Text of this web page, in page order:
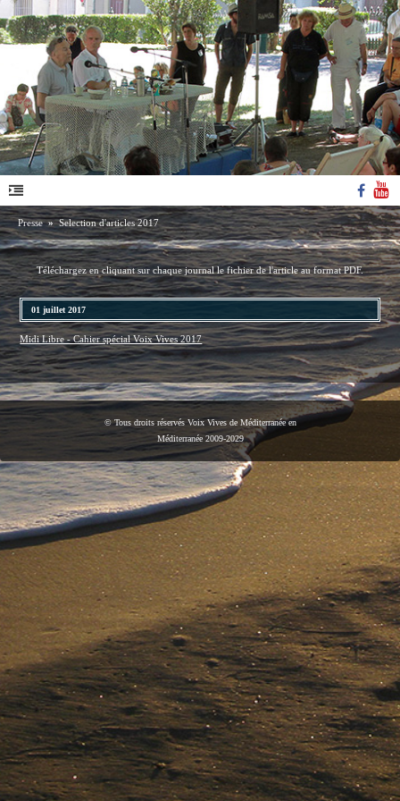
Presse» Selection d'articles 2017
Téléchargez en cliquant sur chaque journal le fichier de l'article au format PDF.
01 juillet 2017
Midi Libre - Cahier spécial Voix Vives 2017
© Tous droits réservés Voix Vives de Méditerranée en
Méditerranée 2009-2029